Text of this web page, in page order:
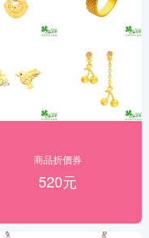
商品折價券
520元